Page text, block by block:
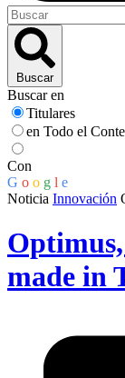
Buscar
Buscar en
Titulares
en Todo el
Con
G o o g l e
Noticia Innovación
made in